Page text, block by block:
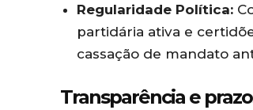
Regularidade Política:
partidária ativa e
cassação de mandato
Transparência e